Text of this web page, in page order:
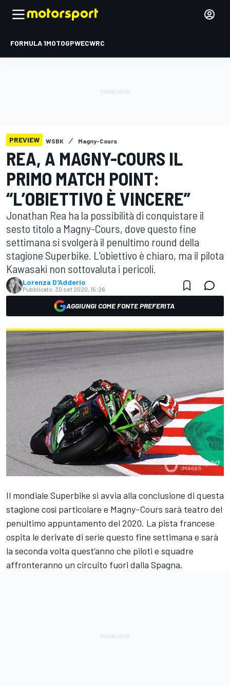
FORMULA 1MOTOGPWECWRC
PREVIEW WSBK Magny-Cours
REA, A MAGNY-COURS IL
PRIMO MATCH POINT:
“L’OBIETTIVO È VINCERE”
Jonathan Rea ha la possibilità di conquistare il
sesto titolo a Magny-Cours, dove questo fine
settimana si svolgerà il penultimo round della
stagione Superbike. L’obiettivo è chiaro, ma il pilota
Kawasaki non sottovaluta i pericoli.
Lorenza D'Adderio
Pubblicato: 30 set 2020, 15:26
AGGIUNGI COME FONTE PREFERITA
Il mondiale Superbike si avvia alla conclusione di questa
stagione così particolare e Magny-Cours sarà teatro del
penultimo appuntamento del 2020. La pista francese
ospita le derivate di serie questo fine settimana e sarà
la seconda volta quest’anno che piloti e squadre
affronteranno un circuito fuori dalla Spagna.